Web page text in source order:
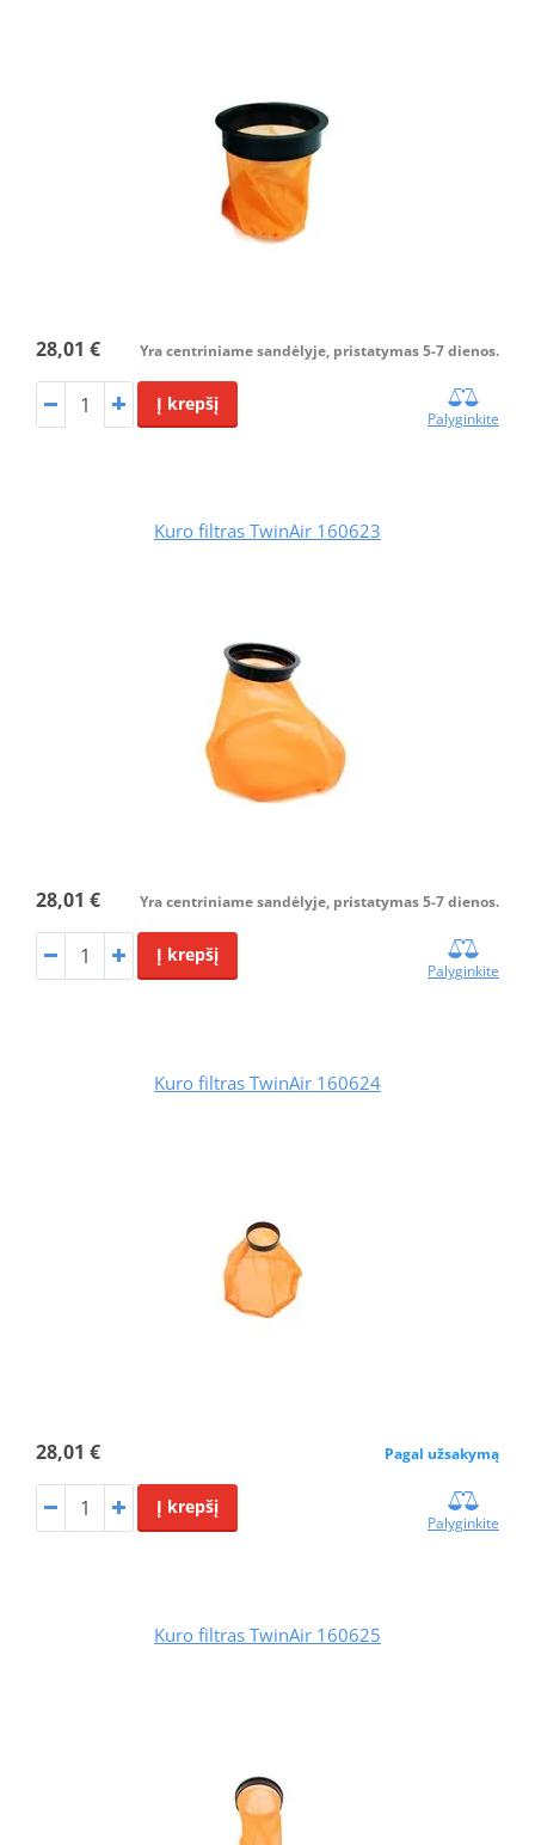
28,01 € Yra centriniame sandėlyje, pristatymas 5-7 dienos.
Į krepšį
Palyginkite
Kuro filtras TwinAir 160623
28,01 € Yra centriniame sandėlyje, pristatymas 5-7 dienos.
Į krepšį
Palyginkite
Kuro filtras TwinAir 160624
28,01 € Pagal užsakymą
Į krepšį
Palyginkite
Kuro filtras TwinAir 160625